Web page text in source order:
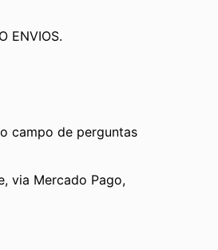
ENVIOS.
campo de perguntas
via Mercado Pago,